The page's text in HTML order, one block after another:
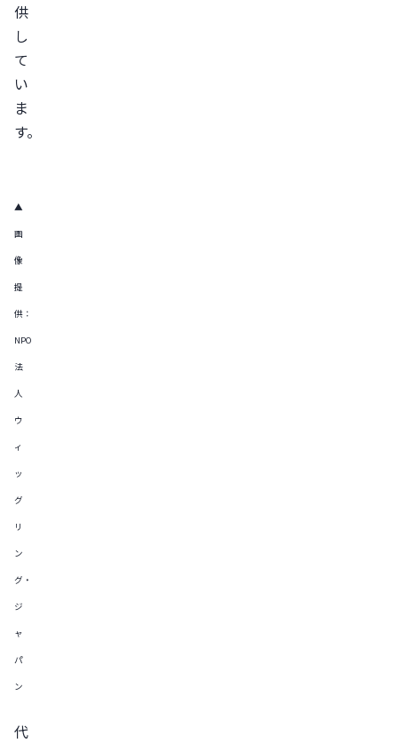
供
し
て
い
ま
す。
▲
画
像
提
供：
NPO
法
人
ウ
ィ
ッ
グ
リ
ン
グ・
ジ
ャ
パ
ン
代